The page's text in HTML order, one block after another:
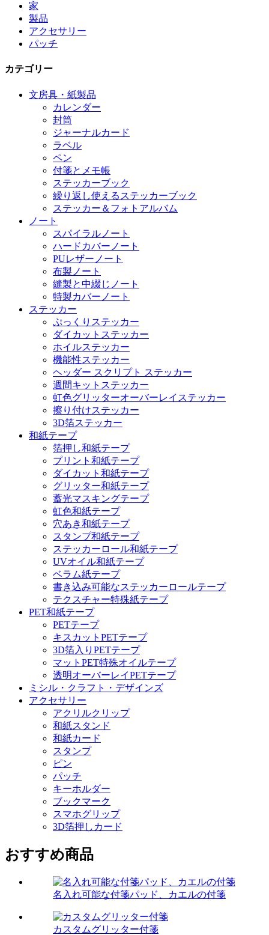
家
製品
アクセサリー
パッチ
カテゴリー
文房具・紙製品
カレンダー
封筒
ジャーナルカード
ラベル
ペン
付箋とメモ帳
ステッカーブック
繰り返し使えるステッカーブック
ステッカー＆フォトアルバム
ノート
スパイラルノート
ハードカバーノート
PUレザーノート
布製ノート
縫製と中綴じノート
特製カバーノート
ステッカー
ぷっくりステッカー
ダイカットステッカー
ホイルステッカー
機能性ステッカー
ヘッダー スクリプト ステッカー
週間キットステッカー
虹色グリッターオーバーレイステッカー
擦り付けステッカー
3D箔ステッカー
和紙テープ
箔押し和紙テープ
プリント和紙テープ
ダイカット和紙テープ
グリッター和紙テープ
蓄光マスキングテープ
虹色和紙テープ
穴あき和紙テープ
スタンプ和紙テープ
ステッカーロール和紙テープ
UVオイル和紙テープ
ベラム紙テープ
書き込み可能なステッカーロールテープ
テクスチャー特殊紙テープ
PET和紙テープ
PETテープ
キスカットPETテープ
3D箔入りPETテープ
マットPET特殊オイルテープ
透明オーバーレイPETテープ
ミシル・クラフト・デザインズ
アクセサリー
アクリルクリップ
和紙スタンド
和紙カード
スタンプ
ピン
パッチ
キーホルダー
ブックマーク
スマホグリップ
3D箔押しカード
おすすめ商品
名入れ可能な付箋パッド、カエルの付箋
カスタムグリッター付箋